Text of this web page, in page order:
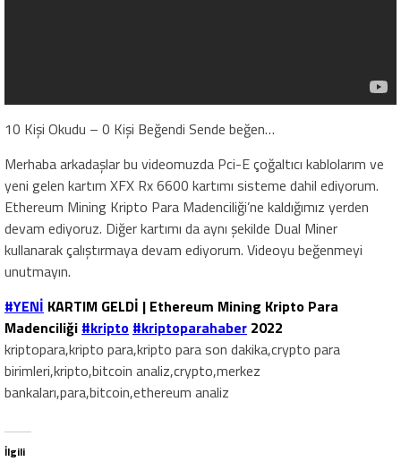
10 Kişi Okudu – 0 Kişi Beğendi Sende beğen…
Merhaba arkadaşlar bu videomuzda Pci-E çoğaltıcı kablolarım ve
yeni gelen kartım XFX Rx 6600 kartımı sisteme dahil ediyorum.
Ethereum Mining Kripto Para Madenciliği’ne kaldığımız yerden
devam ediyoruz. Diğer kartımı da aynı şekilde Dual Miner
kullanarak çalıştırmaya devam ediyorum. Videoyu beğenmeyi
unutmayın.
#YENİ KARTIM GELDİ | Ethereum Mining Kripto Para
Madenciliği #kripto #kriptoparahaber 2022
kriptopara,kripto para,kripto para son dakika,crypto para
birimleri,kripto,bitcoin analiz,crypto,merkez
bankaları,para,bitcoin,ethereum analiz
İlgili